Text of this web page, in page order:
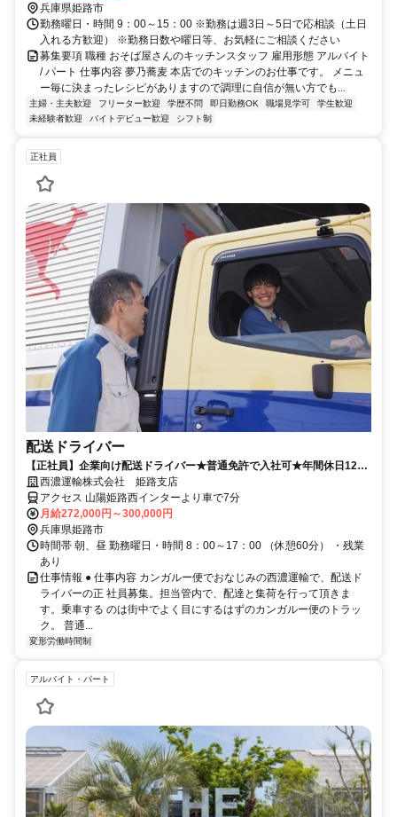
兵庫県姫路市
勤務曜日・時間 9：00～15：00 ※勤務は週3日～5日で応相談（土日
入れる方歓迎） ※勤務日数や曜日等、お気軽にご相談ください
募集要項 職種 おそば屋さんのキッチンスタッフ 雇用形態 アルバイト
/ パート 仕事内容 夢乃蕎麦 本店でのキッチンのお仕事です。 メニュ
ー毎に決まったレシピがありますので調理に自信が無い方でも...
主婦・主夫歓迎 フリーター歓迎 学歴不問 即日勤務OK 職場見学可
学生歓迎
未経験者歓迎
バイトデビュー歓迎 シフト制
正社員
配送ドライバー
【正社員】企業向け配送ドライバー★普通免許で入社可★年間休日120
日★年内入社で入社祝金10万
西濃運輸株式会社 姫路支店
アクセス 山陽姫路西インターより車で7分
月給272,000円～300,000円
兵庫県姫路市
時間帯 朝、昼 勤務曜日・時間 8：00～17：00 （休憩60分） ・残業
あり
仕事情報 ● 仕事内容 カンガルー便でおなじみの西濃運輸で、配送ド
ライバーの正 社員募集。担当管内で、配達と集荷を行って頂きま
す。乗車する のは街中でよく目にするはずのカンガルー便のトラッ
ク。 普通...
変形労働時間制
アルバイト・パート